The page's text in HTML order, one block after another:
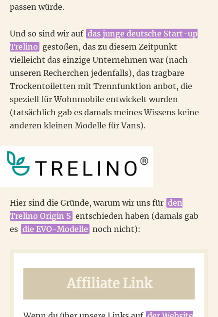
passen würde.
Und so sind wir auf das junge deutsche Start-up
Trelino gestoßen, das zu diesem Zeitpunkt
vielleicht das einzige Unternehmen war (nach
unseren Recherchen jedenfalls), das tragbare
Trockentoiletten mit Trennfunktion anbot, die
speziell für Wohnmobile entwickelt wurden
(tatsächlich gab es damals meines Wissens keine
anderen kleinen Modelle für Vans).
Hier sind die Gründe, warum wir uns für den
Trelino Origin S entschieden haben (damals gab
es die EVO-Modelle noch nicht):
Affiliate Link